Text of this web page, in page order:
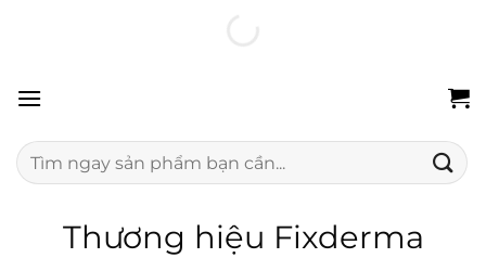
dung
Tìm
kiếm:
Thương hiệu Fixderma